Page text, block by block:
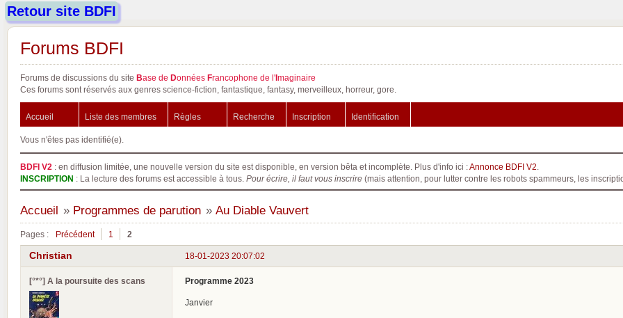
Retour site BDFI
Forums BDFI
Forums de discussions du site Base de Données Francophone de l'Imaginaire
Ces forums sont réservés aux genres science-fiction, fantastique, fantasy, merveilleux, horreur, gore.
Accueil Liste des membres Règles Recherche Inscription Identification
Vous n'êtes pas identifié(e).
BDFI V2 : en diffusion limitée, une nouvelle version du site est disponible, en version bêta et incomplète. Plus d'info ici :Annonce BDFI V2
INSCRIPTION : La lecture des forums est accessible à tous. Pour écrire, il faut vous inscrire (mais attention, pour lutter contre les robots spammeurs, les
Accueil » Programmes de parution » Au Diable Vauvert
Pages : Précédent 1 2
18-01-2023 20:07:02
Christian
[°*°] A la poursuite des scans Programme 2023
Janvier